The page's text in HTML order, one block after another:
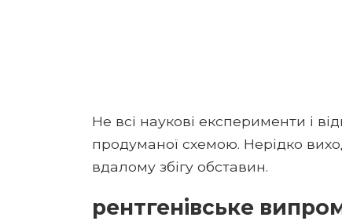
Не всі наукові експерименти і
продуманої схемою. Нерідко
вдалому збігу обставин.
рентгенівське